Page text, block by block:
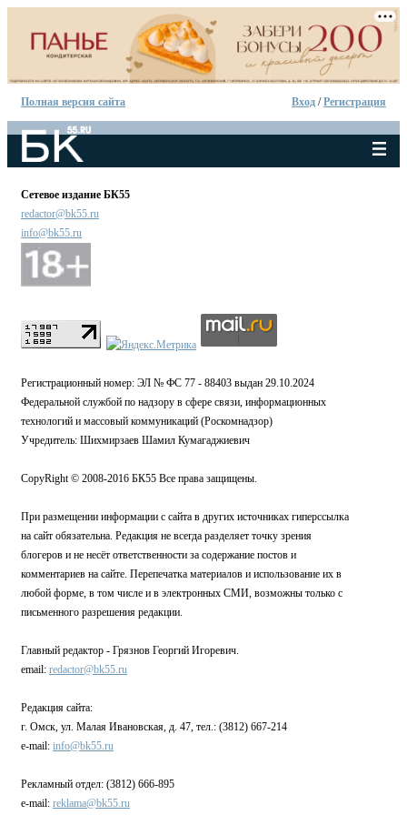
Полная версия сайта Вход /Регистрация
Сетевое издание БК55
redactor@bk55.ru
info@bk55.ru
Регистрационный номер: ЭЛ № ФС 77 - 88403 выдан 29.10.2024
Федеральной службой по надзору в сфере связи, информационных
технологий и массовый коммуникаций (Роскомнадзор)
Учредитель: Шихмирзаев Шамил Кумагаджиевич
CopyRight © 2008-2016 БК55 Все права защищены.
При размещении информации с сайта в других источниках гиперссылка
на сайт обязательна. Редакция не всегда разделяет точку зрения
блогеров и не несёт ответственности за содержание постов и
комментариев на сайте. Перепечатка материалов и использование их в
любой форме, в том числе и в электронных СМИ, возможны только с
письменного разрешения редакции.
Главный редактор - Грязнов Георгий Игоревич.
email: redactor@bk55.ru
Редакция сайта:
г. Омск, ул. Малая Ивановская, д. 47, тел.: (3812) 667-214
e-mail: info@bk55.ru
Рекламный отдел: (3812) 666-895
e-mail: reklama@bk55.ru